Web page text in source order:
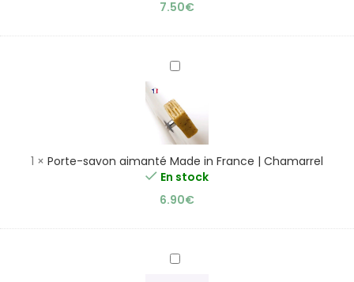
Savonnerie
7.50€
Porte-
aimanté
Made
in
|
1 × Porte-savon aimanté Made in France | Chamarrel
En stock
6.90€
Super